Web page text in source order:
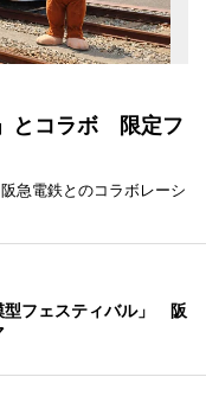
とコラボ 限定フ
急電鉄とのコラボレーシ
型フェスティバル」 阪